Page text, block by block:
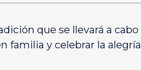
que se llevará a cabo
familia y celebrar la alegría